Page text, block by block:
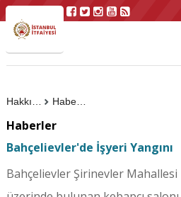
Haberler
Haberler
Bahçelievler'de İşyeri Yangını
Bahçelievler Şirinevler